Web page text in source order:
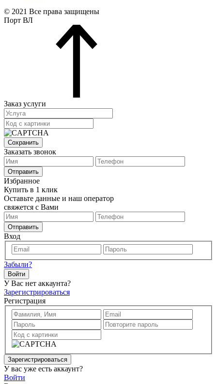
© 2021 Все права защищены
Порт ВЛ
Заказ услуги
Сохранить
Заказать звонок
Отправить
Избранное
Купить в 1 клик
Оставьте данные и наш оператор
свяжется с Вами
Отправить
Вход
Забыли?
Войти
У Вас нет аккаунта?
Зарегистрироваться
Регистрация
Зарегистрироваться
У вас уже есть аккаунт?
Войти